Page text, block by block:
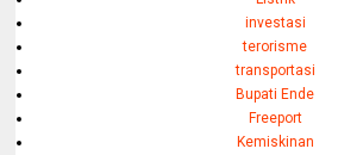
investasi
terorisme
transportasi
Bupati Ende
Freeport
Kemiskinan